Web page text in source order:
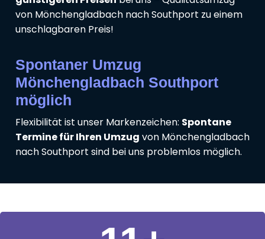
von Mönchengladbach nach Southport zu einem
unschlagbaren Preis!
Spontaner Umzug
Mönchengladbach Southport
möglich
Flexibilität ist unser Markenzeichen: Spontane
Termine für Ihren Umzug von Mönchengladbach
nach Southport sind bei uns problemlos möglich.